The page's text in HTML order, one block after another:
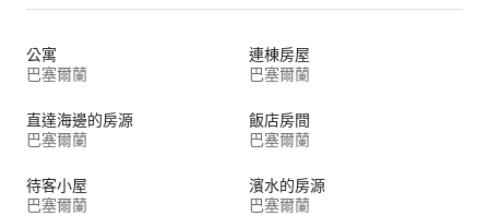
公寓
巴塞爾蘭
連棟房屋
巴塞爾蘭
直達海邊的房源
巴塞爾蘭
飯店房間
巴塞爾蘭
待客小屋
巴塞爾蘭
濱水的房源
巴塞爾蘭